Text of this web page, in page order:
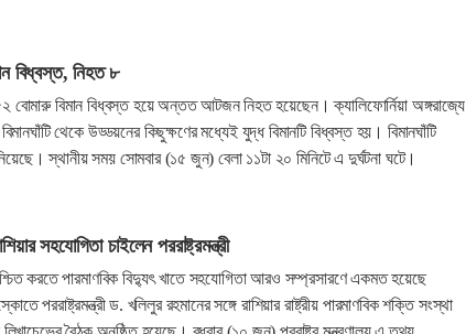
বিধ্বস্ত, নিহত ৮
৫২ বোমারু বিমান বিধ্বস্ত হয়ে অন্তত আটজন নিহত হয়েছেন। ক্যালিফোর্নিয়া অঙ্গরাজ্যে
থেকে উড্ডয়নের কিছুক্ষণের মধ্যেই যুদ্ধ বিমানটি বিধ্বস্ত হয়। বিমানঘাঁটি
স্থানীয় সময় সোমবার (১৫ জুন) বেলা ১১টা ২০ মিনিটে এ দুর্ঘটনা ঘটে।
সহযোগিতা চাইলেন পররাষ্ট্রমন্ত্রী
করতে পারমাণবিক বিদ্যুৎ খাতে সহযোগিতা আরও সম্প্রসারণে একমত হয়েছে
পররাষ্ট্রমন্ত্রী ড. খলিলুর রহমানের সঙ্গে রাশিয়ার রাষ্ট্রীয় পারমাণবিক শক্তি সংস্থা